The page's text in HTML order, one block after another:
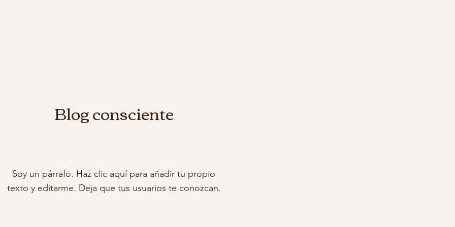
Blog consciente
Soy un párrafo. Haz clic aquí para añadir tu propio
texto y editarme. Deja que tus usuarios te conozcan.